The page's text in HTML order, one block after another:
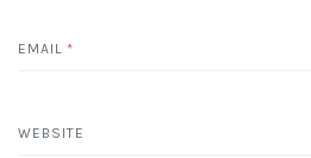
EMAIL *
WEBSITE